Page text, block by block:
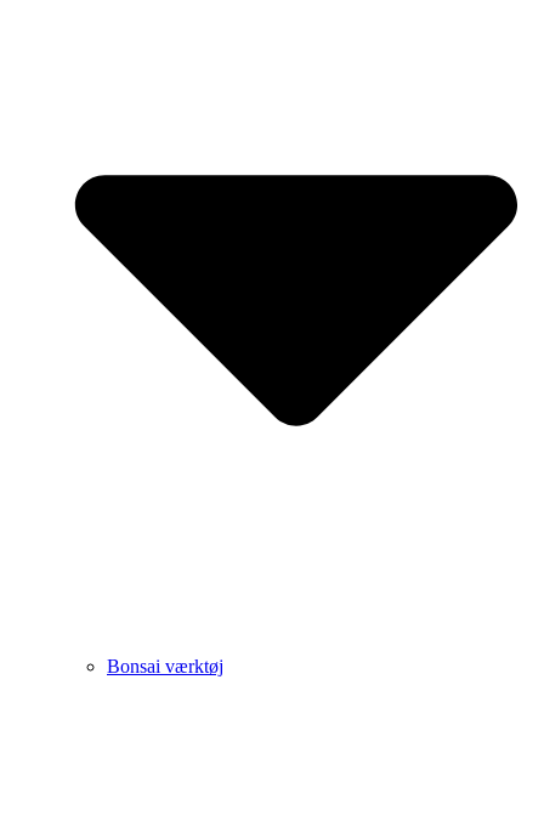
Bonsai værktøj